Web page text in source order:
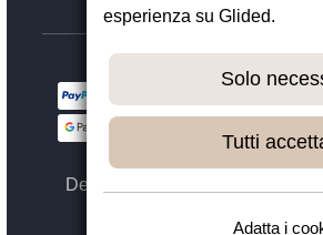
Designed with ❤️ in Dortmund -
esperienza su Glided.
Solo
Tutti
Adatta i